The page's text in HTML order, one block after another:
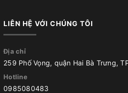
LIÊN HỆ VỚI CHÚNG TÔI
Địa chỉ
259 Phố Vọng, quận Hai Bà Trưng,
Hotline
0985080483